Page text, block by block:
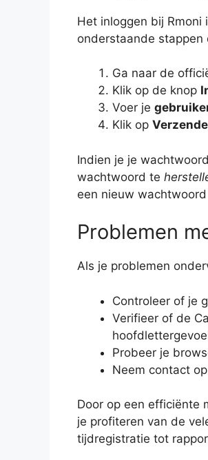
Het inloggen bij
onderstaande
Ga naar de
Klik op de knop
Voer je
Klik op
Indien je je
wachtwoord te
een nieuw
Problemen
Als je problemen
Controleer of je
Verifieer of de
Probeer je
Neem contact
Door op een efficiënte
je profiteren van de
tijdregistratie tot